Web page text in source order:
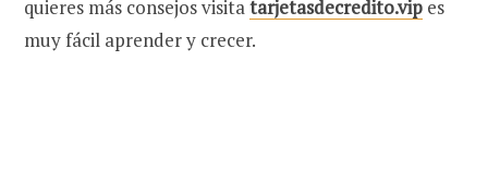
quieres más consejos visitatarjetasdecredito.vip es
muy fácil aprender y crecer.